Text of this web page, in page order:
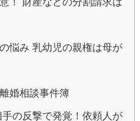
悩み 乳幼児の親権は母が
婚相談事件簿
手の反撃で発覚！依頼人が